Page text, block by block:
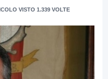
VISTO 1.339 VOLTE